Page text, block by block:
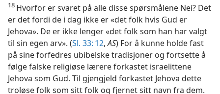
18 Hvorfor er svaret på alle disse spørsmålene Nei? Det
er det fordi de i dag ikke er «det folk hvis Gud er
Jehova». De er ikke lenger «det folk som han har valgt
til sin egen arv». (Sl. 33: 12,AS) For å kunne holde fast
på sine forfedres ubibelske tradisjoner og fortsette å
følge falske religiøse lærere forkastet israelittene
Jehova som Gud. Til gjengjeld forkastet Jehova dette
troløse folk som sitt folk og fjernet sitt navn fra dem.